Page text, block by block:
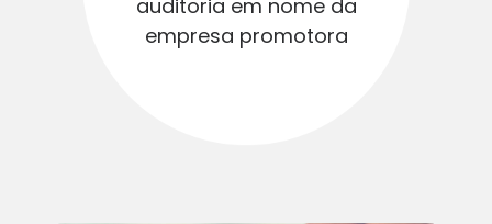
auditoria em nome da
empresa promotora